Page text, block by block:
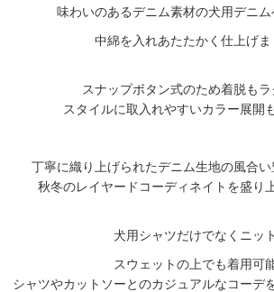
味わいのあるデニム素材の犬用デニム
中綿を入れあたたかく仕上げま
スナップボタン式のため着脱もラ
スタイルに取入れやすいカラー展開
丁寧に織り上げられたデニム生地の風合い
秋冬のレイヤードコーディネイトを盛り
犬用シャツだけでなくニット
スウェットの上でも着用可能
シャツやカットソーとのカジュアルなコーデ